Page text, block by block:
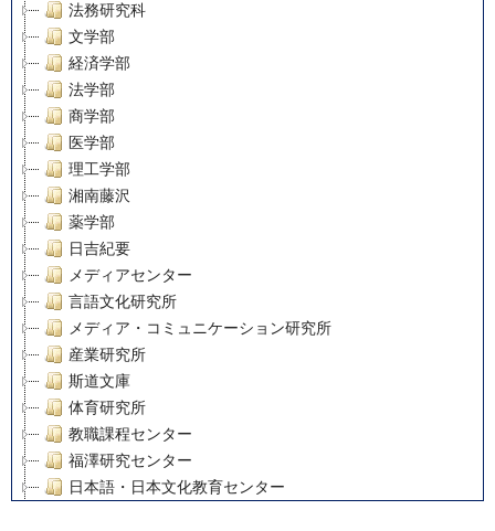
法務研究科
文学部
経済学部
法学部
商学部
医学部
理工学部
湘南藤沢
薬学部
日吉紀要
メディアセンター
言語文化研究所
メディア・コミュニケーション研究所
産業研究所
斯道文庫
体育研究所
教職課程センター
福澤研究センター
日本語・日本文化教育センター